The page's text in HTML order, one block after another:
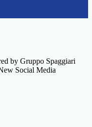
by Gruppo Spaggiari
Social Media